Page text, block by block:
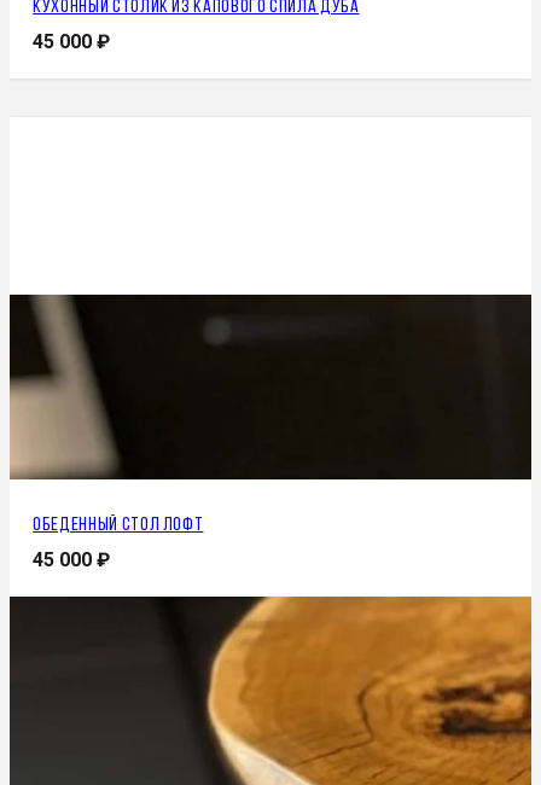
Кухонный столик из капового спила дуба
45 000₽
Обеденный стол лофт
45 000₽